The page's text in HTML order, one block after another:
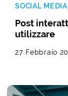
SOCIAL MEDIA
Post
utilizzare
27 Febbraio